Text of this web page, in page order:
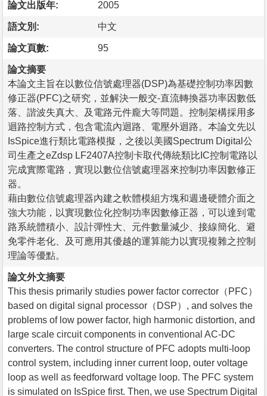
論文出版年: 2005
語文別: 中文
論文頁數: 95
論文摘要
本論文主旨在以數位信號處理器(DSP)為基礎控制功率因數
修正器(PFC)之研究，並解決一般交-直流轉換器功率因數低
落、諧波失真大、及電路元件龐大等問題。控制架構採用多
迴路控制方式，包含電流內迴路、電壓外迴路。本論文先以
IsSpice進行類比電路模擬，之後以美國Spectrum Digital公
司生產之eZdsp LF2407A控制卡取代傳統類比IC控制電路以
完成實際電路，實現以數位信號處理器來控制功率因數修正
器。
藉由數位信號處理器內建之軟體模組方塊和週邊硬體介面之
強大功能，以實現數位化控制功率因數修正器，可以達到電
路系統體積小、設計彈性大、元件數量減少、接線簡化、避
免零件老化、及可應用其優越的運算能力以實現複雜之控制
理論等優點。
論文外文摘要
This thesis primarily studies power factor corrector（PFC）
based on digital signal processor（DSP）, and solves the
problems of low power factor, high harmonic distortion, and
large scale circuit components in conventional AC-DC
converters. The control structure of PFC adopts multi-loop
control system, including inner current loop, outer voltage
loop as well as feedforward voltage loop. The PFC system
is simulated on IsSpice first. Then, we use Spectrum Digital